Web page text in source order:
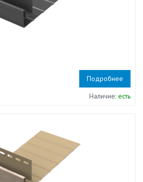
Подробнее
Наличие: есть